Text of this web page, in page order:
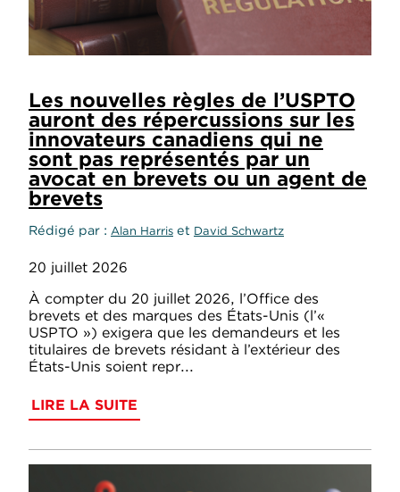
Les nouvelles règles de l’USPTO
auront des répercussions sur les
innovateurs canadiens qui ne
sont pas représentés par un
avocat en brevets ou un agent de
brevets
Rédigé par Alan Harris et David Schwartz
20 juillet 2026
À compter du 20 juillet 2026, l’Office des
brevets et des marques des États-Unis (l’«
USPTO ») exigera que les demandeurs et les
titulaires de brevets résidant à l’extérieur des
États-Unis soient repr...
LIRE LA SUITE